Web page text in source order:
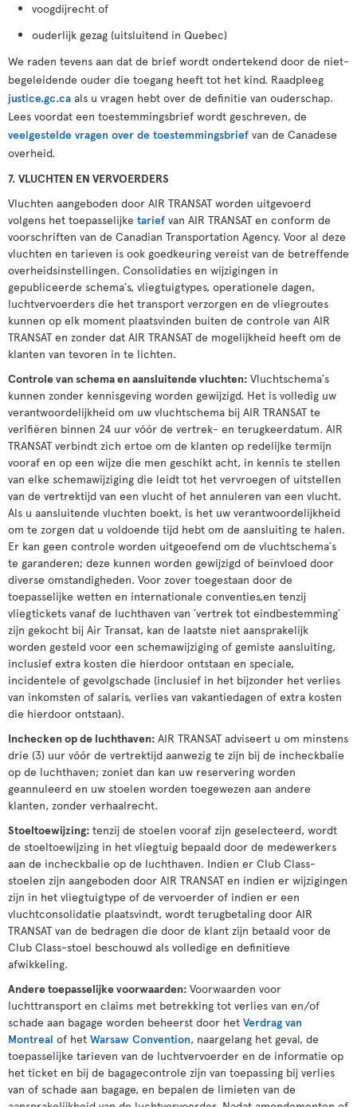
voogdijrecht of
ouderlijk gezag (uitsluitend in Quebec)
We raden tevens aan dat de brief wordt ondertekend door de niet-
begeleidende ouder die toegang heeft tot het kind. Raadpleeg
justice.gc.ca als u vragen hebt over de definitie van ouderschap.
Lees voordat een toestemmingsbrief wordt geschreven, de
veelgestelde vragen over de toestemmingsbrief van de Canadese
overheid.
7. VLUCHTEN EN VERVOERDERS
Vluchten aangeboden door AIR TRANSAT worden uitgevoerd
volgens het toepasselijke tarief van AIR TRANSAT en conform de
voorschriften van de Canadian Transportation Agency. Voor al deze
vluchten en tarieven is ook goedkeuring vereist van de betreffende
overheidsinstellingen. Consolidaties en wijzigingen in
gepubliceerde schema´s, vliegtuigtypes, operationele dagen,
luchtvervoerders die het transport verzorgen en de vliegroutes
kunnen op elk moment plaatsvinden buiten de controle van AIR
TRANSAT en zonder dat AIR TRANSAT de mogelijkheid heeft om de
klanten van tevoren in te lichten.
Controle van schema en aansluitende vluchten: Vluchtschema´s
kunnen zonder kennisgeving worden gewijzigd. Het is volledig uw
verantwoordelijkheid om uw vluchtschema bij AIR TRANSAT te
verifiëren binnen 24 uur vóór de vertrek- en terugkeerdatum. AIR
TRANSAT verbindt zich ertoe om de klanten op redelijke termijn
vooraf en op een wijze die men geschikt acht, in kennis te stellen
van elke schemawijziging die leidt tot het vervroegen of uitstellen
van de vertrektijd van een vlucht of het annuleren van een vlucht.
Als u aansluitende vluchten boekt, is het uw verantwoordelijkheid
om te zorgen dat u voldoende tijd hebt om de aansluiting te halen.
Er kan geen controle worden uitgeoefend om de vluchtschema´s
te garanderen; deze kunnen worden gewijzigd of beïnvloed door
diverse omstandigheden. Voor zover toegestaan door de
toepasselijke wetten en internationale conventies,en tenzij
vliegtickets vanaf de luchthaven van ´vertrek tot eindbestemming´
zijn gekocht bij Air Transat, kan de laatste niet aansprakelijk
worden gesteld voor een schemawijziging of gemiste aansluiting,
inclusief extra kosten die hierdoor ontstaan en speciale,
incidentele of gevolgschade (inclusief in het bijzonder het verlies
van inkomsten of salaris, verlies van vakantiedagen of extra kosten
die hierdoor ontstaan).
Inchecken op de luchthaven: AIR TRANSAT adviseert u om minstens
drie (3) uur vóór de vertrektijd aanwezig te zijn bij de incheckbalie
op de luchthaven; zoniet dan kan uw reservering worden
geannuleerd en uw stoelen worden toegewezen aan andere
klanten, zonder verhaalrecht.
Stoeltoewijzing: tenzij de stoelen vooraf zijn geselecteerd, wordt
de stoeltoewijzing in het vliegtuig bepaald door de medewerkers
aan de incheckbalie op de luchthaven. Indien er Club Class-
stoelen zijn aangeboden door AIR TRANSAT en indien er wijzigingen
zijn in het vliegtuigtype of de vervoerder of indien er een
vluchtconsolidatie plaatsvindt, wordt terugbetaling door AIR
TRANSAT van de bedragen die door de klant zijn betaald voor de
Club Class-stoel beschouwd als volledige en definitieve
afwikkeling.
Andere toepasselijke voorwaarden: Voorwaarden voor
luchttransport en claims met betrekking tot verlies van en/of
schade aan bagage worden beheerst door het Verdrag van
Montreal of het Warsaw Convention, naargelang het geval, de
toepasselijke tarieven van de luchtvervoerder en de informatie op
het ticket en bij de bagagecontrole zijn van toepassing bij verlies
van of schade aan bagage, en bepalen de limieten van de